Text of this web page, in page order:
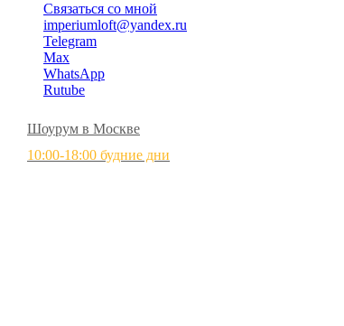
Связаться со мной
imperiumloft@yandex.ru
Telegram
Max
WhatsApp
Rutube
Шоурум в Москве
10:00-18:00 будние дни